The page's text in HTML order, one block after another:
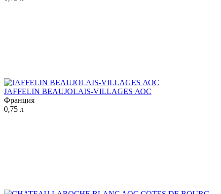
JAFFELIN BEAUJOLAIS-VILLAGES АОС
Франция
0,75 л